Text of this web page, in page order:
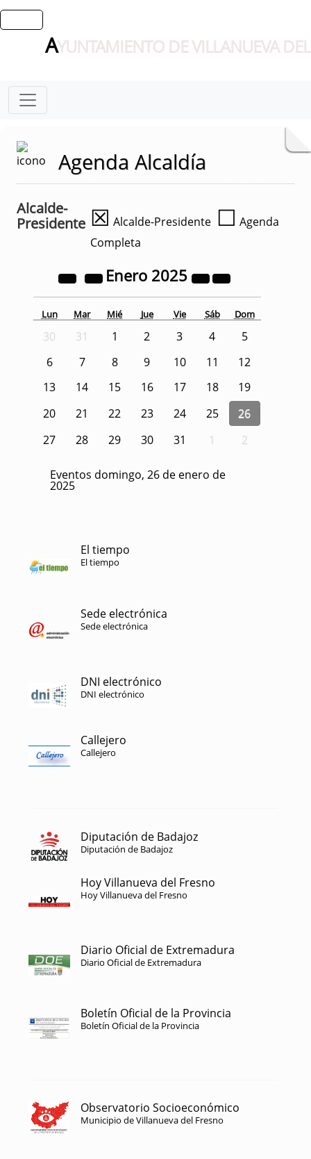
AYUNTAMIENTO DE VILLANUEVA
Agenda Alcaldía
Alcalde-
Presidente ☒ Alcalde-Presidente ☐ Agenda
Completa
Enero 2025
Lun Mar Mié Jue Vie Sáb Dom
30 31 1 2 3 4
5
6
7 8 9 10 11
12
13
14 15 16 17 18
19
20
21 22 23 24 25
26
27
28 29 30 31 1 2
Eventos domingo, 26 de enero de
2025
El tiempo
El tiempo
Sede electrónica
Sede electrónica
DNI electrónico
DNI electrónico
Callejero
Callejero
Diputación de Badajoz
Diputación de Badajoz
Hoy Villanueva del Fresno
Hoy Villanueva del Fresno
Diario Oficial de Extremadura
Diario Oficial de Extremadura
Boletín Oficial de la Provincia
Boletín Oficial de la Provincia
Observatorio Socioeconómico
Municipio de Villanueva del Fresno